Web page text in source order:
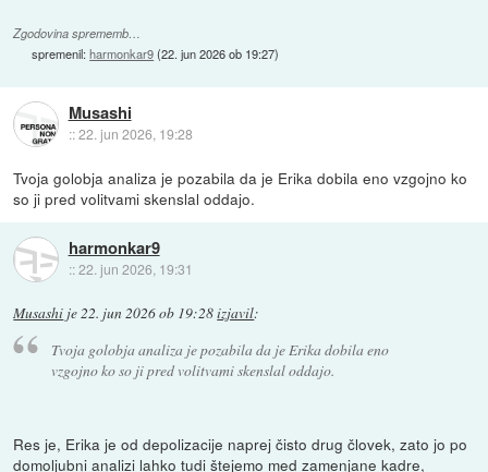
Zgodovina sprememb…
spremenil:harmonkar9(22. jun 2026 ob 19:27)
Musashi
::22. jun 2026, 19:28
Tvoja golobja analiza je pozabila da je Erika dobila eno vzgojno ko
so ji pred volitvami skenslal oddajo.
harmonkar9
::22. jun 2026, 19:31
Musashi je22. jun 2026 ob 19:28izjavil:
Tvoja golobja analiza je pozabila da je Erika dobila eno
vzgojno ko so ji pred volitvami skenslal oddajo.
Res je, Erika je od depolizacije naprej čisto drug človek, zato jo po
domoljubni analizi lahko tudi štejemo med zamenjane kadre,